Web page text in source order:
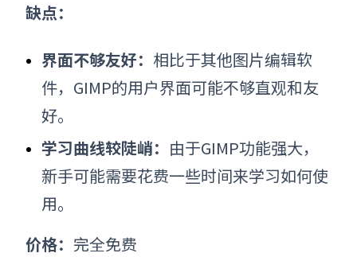
缺点：
界面不够友好： 相比于其他图片编辑软
件，GIMP的用户界面可能不够直观和友
好。
学习曲线较陡峭： 由于GIMP功能强大，
新手可能需要花费一些时间来学习如何使
用。
价格： 完全免费